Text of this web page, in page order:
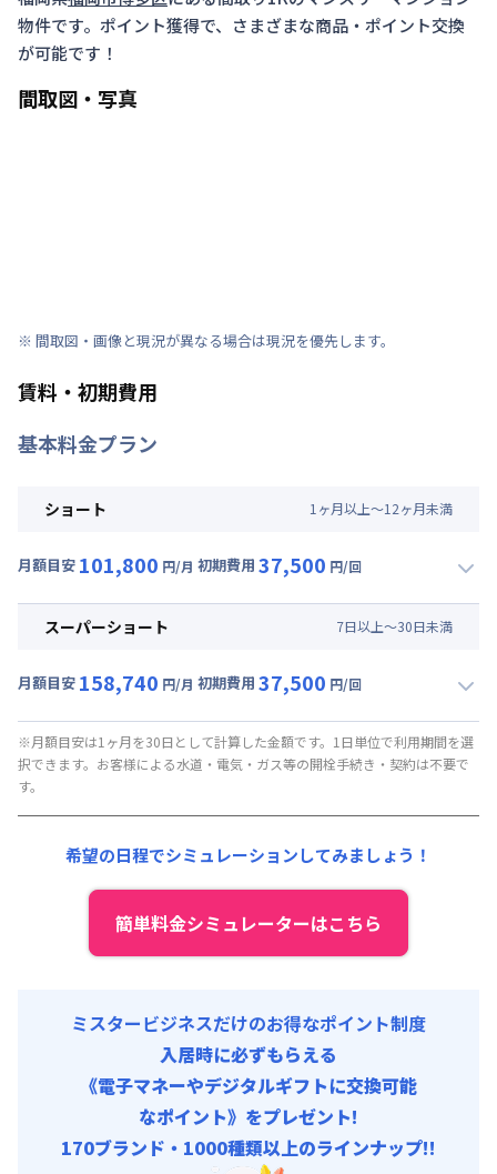
物件です。ポイント獲得で、さまざまな商品・ポイント交換
が可能です！
間取図・写真
※ 間取図・画像と現況が異なる場合は現況を優先します。
賃料・初期費用
基本料金プラン
ショート 1 ヶ月以上～12ヶ月未満
月額目安 101,800 円/月 初期費用 37,500 円/回
月額賃料目安(30日利用)
光熱費他 : 24,000円/月 (800円/日) (税抜)
その他費用 :
火災保険料: 1,000円/月
初期費用
保証料 : 10,000円/回
寝具セット : 5,000円/回 (税抜)
スーパーショート 7日以上～30日未満
月額目安 158,740 円/月 初期費用 37,500 円/回
月額賃料目安(30日利用)
賃料 : 119,400円/月 (3,980円/日) (税抜)
光熱費他 :
その他費用 :
火災保険料: 1,000円/月
事務手数料 : 10,000円/回 (税抜)
※月額目安は1ヶ月を30日として計算した金額です。1日単位で利用期間を選
択できます。お客様による水道・電気・ガス等の開栓手続き・契約は不要で
す。
希望の日程でシミュレーションしてみましょう！
簡単料金シミュレーターはこちら
ミスタービジネスだけのお得なポイント制度
入居時に必ずもらえる
《電子マネーやデジタルギフトに交換可能
なポイント》をプレゼント!
170ブランド・1000種類以上のラインナップ!!